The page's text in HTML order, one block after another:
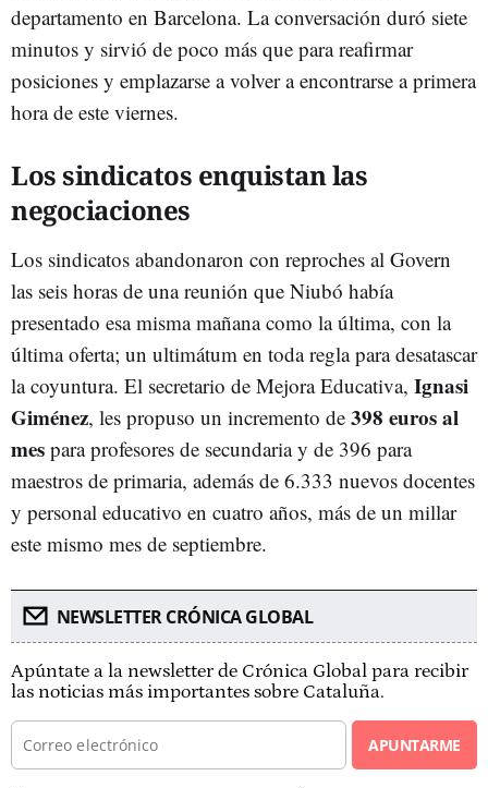
departamento en Barcelona. La conversación duró siete
minutos y sirvió de poco más que para reafirmar
posiciones y emplazarse a volver a encontrarse a primera
hora de este viernes.
Los sindicatos enquistan las
negociaciones
Los sindicatos abandonaron con reproches al Govern
las seis horas de una reunión que Niubó había
presentado esa misma mañana como la última, con la
última oferta; un ultimátum en toda regla para desatascar
la coyuntura. El secretario de Mejora Educativa, Ignasi
Giménez, les propuso un incremento de 398 euros al
mes para profesores de secundaria y de 396 para
maestros de primaria, además de 6.333 nuevos docentes
y personal educativo en cuatro años, más de un millar
este mismo mes de septiembre.
NEWSLETTER CRÓNICA GLOBAL
Apúntate a la newsletter de Crónica Global para recibir
las noticias más importantes sobre Cataluña.
APUNTARME